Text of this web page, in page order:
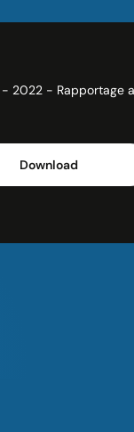
- 2022 - Rapportage
Download